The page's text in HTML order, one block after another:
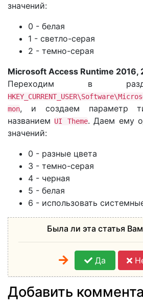
значений:
0 - белая
1 - светло-серая
2 - темно-серая
Microsoft Access Runtime 2016,
Переходим в
mon, и создаем параметр
названием UI Theme. Даем ему
значений:
0 - разные цвета
3 - темно-серая
4 - черная
5 - белая
6 - использовать
Была ли эта статья
Да
Добавить